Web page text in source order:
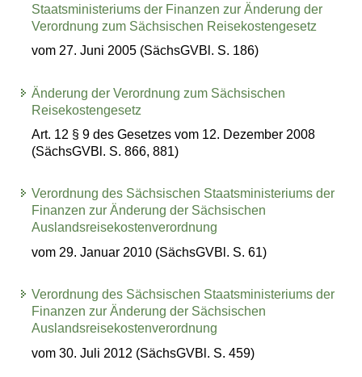
Staatsministeriums der Finanzen zur Änderung der
Verordnung zum Sächsischen Reisekostengesetz
vom 27. Juni 2005 (SächsGVBl. S. 186)
Änderung der Verordnung zum Sächsischen
Reisekostengesetz
Art. 12 § 9 des Gesetzes vom 12. Dezember 2008
(SächsGVBl. S. 866, 881)
Verordnung des Sächsischen Staatsministeriums der
Finanzen zur Änderung der Sächsischen
Auslandsreisekostenverordnung
vom 29. Januar 2010 (SächsGVBl. S. 61)
Verordnung des Sächsischen Staatsministeriums der
Finanzen zur Änderung der Sächsischen
Auslandsreisekostenverordnung
vom 30. Juli 2012 (SächsGVBl. S. 459)